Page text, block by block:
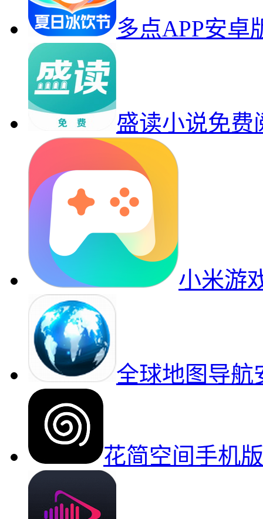
多点APP安卓
盛读小说免费
小米游
全球地图导航
花简空间手机